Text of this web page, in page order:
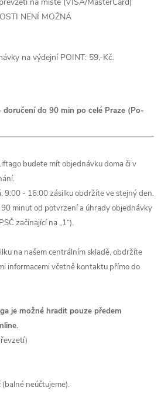
NENÍ MOŽNÁ
na výdejní POINT: 59,-Kč.
doručení do 90 min po celé Praze (Po-
budete mít objednávku doma či v
9:00 - 16:00 zásilku obdržíte ve stejný den.
minut od potvrzení a úhrady objednávky
začínající na „1“).
na našem centrálním skladě, obdržíte
informacemi včetně kontaktu přímo do
je možné hradit pouze předem
neúčtujeme).